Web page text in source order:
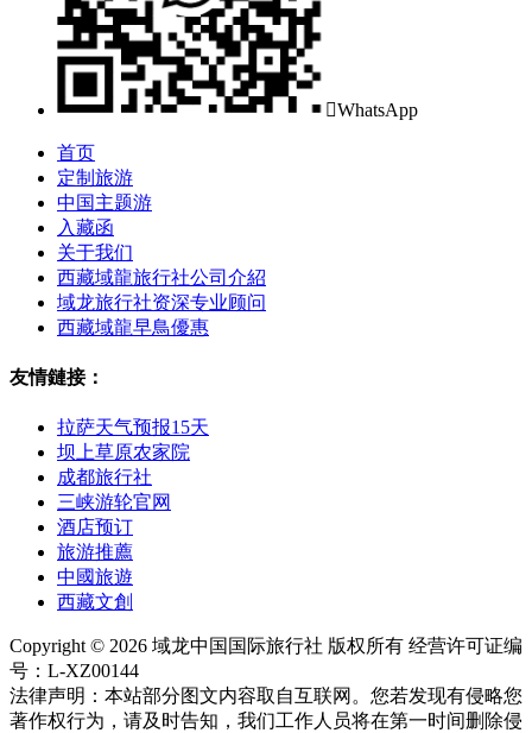
WhatsApp
首页
定制旅游
中国主题游
入藏函
关于我们
西藏域龍旅行社公司介紹
域龙旅行社资深专业顾问
西藏域龍早鳥優惠
友情鏈接：
拉萨天气预报15天
坝上草原农家院
成都旅行社
三峡游轮官网
酒店预订
旅游推薦
中國旅遊
西藏文創
Copyright © 2026 域龙中国国际旅行社 版权所有 经营许可证编
号：L-XZ00144
法律声明：本站部分图文内容取自互联网。您若发现有侵略您
著作权行为，请及时告知，我们工作人员将在第一时间删除侵